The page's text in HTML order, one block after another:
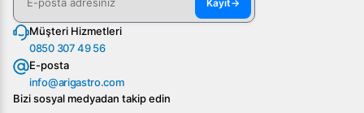
Kayıt→
Müşteri Hizmetleri
0850 307 49 56
E-posta
info@arigastro.com
Bizi sosyal medyadan takip edin